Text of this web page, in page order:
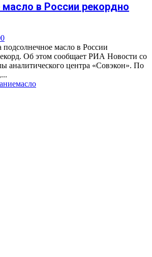
в России рекордно
0
масло в России
Об этом сообщает РИА Новости со
аналитического центра «Совэкон». По
масло